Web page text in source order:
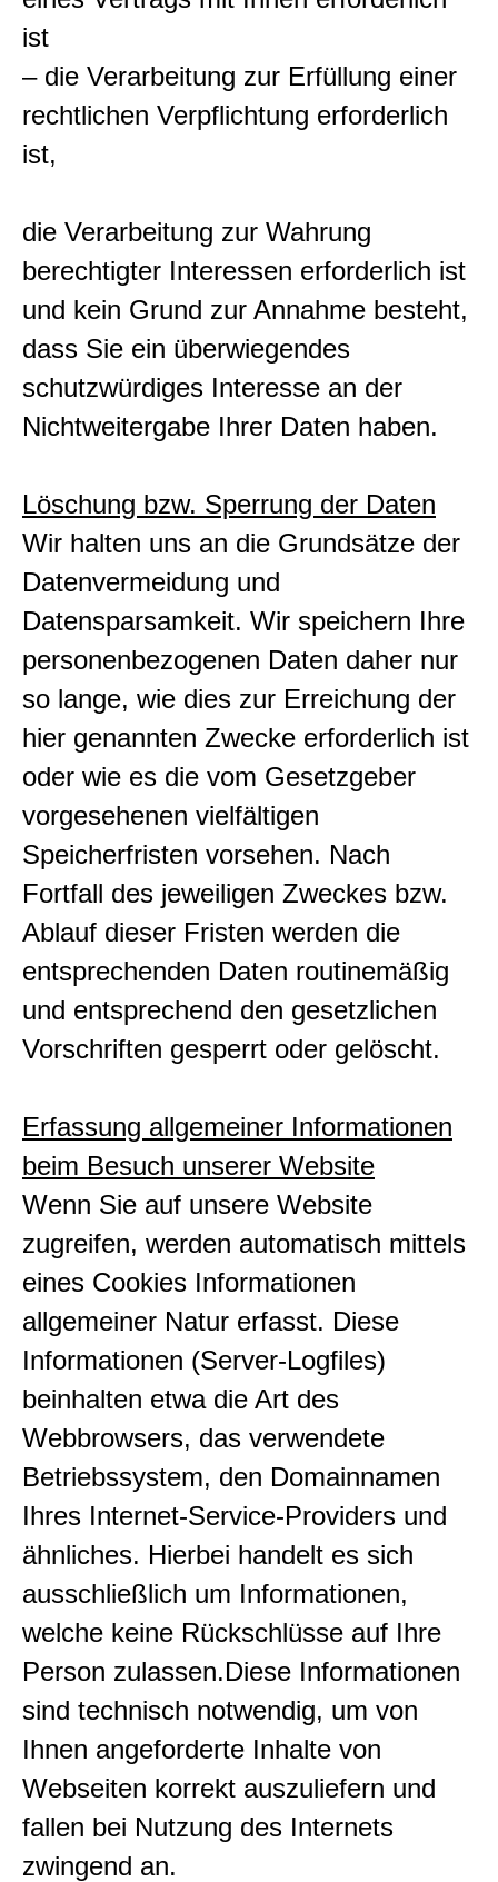
ist
– die Verarbeitung zur Erfüllung einer
rechtlichen Verpflichtung erforderlich
ist,
die Verarbeitung zur Wahrung
berechtigter Interessen erforderlich ist
und kein Grund zur Annahme besteht,
dass Sie ein überwiegendes
schutzwürdiges Interesse an der
Nichtweitergabe Ihrer Daten haben.
Löschung bzw. Sperrung der Daten
Wir halten uns an die Grundsätze der
Datenvermeidung und
Datensparsamkeit. Wir speichern Ihre
personenbezogenen Daten daher nur
so lange, wie dies zur Erreichung der
hier genannten Zwecke erforderlich ist
oder wie es die vom Gesetzgeber
vorgesehenen vielfältigen
Speicherfristen vorsehen. Nach
Fortfall des jeweiligen Zweckes bzw.
Ablauf dieser Fristen werden die
entsprechenden Daten routinemäßig
und entsprechend den gesetzlichen
Vorschriften gesperrt oder gelöscht.
Erfassung allgemeiner Informationen
beim Besuch unserer Website
Wenn Sie auf unsere Website
zugreifen, werden automatisch mittels
eines Cookies Informationen
allgemeiner Natur erfasst. Diese
Informationen (Server-Logfiles)
beinhalten etwa die Art des
Webbrowsers, das verwendete
Betriebssystem, den Domainnamen
Ihres Internet-Service-Providers und
ähnliches. Hierbei handelt es sich
ausschließlich um Informationen,
welche keine Rückschlüsse auf Ihre
Person zulassen.Diese Informationen
sind technisch notwendig, um von
Ihnen angeforderte Inhalte von
Webseiten korrekt auszuliefern und
fallen bei Nutzung des Internets
zwingend an.